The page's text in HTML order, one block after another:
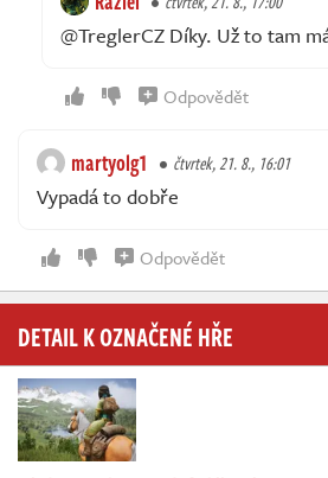
@TreglerCZ Díky. Už to tam
Odpovědět
martyolg1 čtvrtek, 21. 8., 16:01
Vypadá to dobře
Odpovědět
DETAIL K OZNAČENÉ HŘE